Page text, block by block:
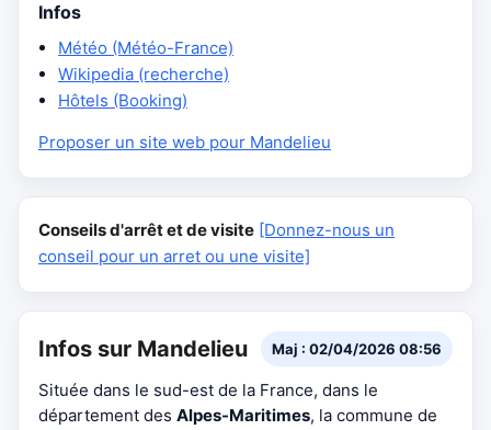
Infos
Météo (Météo-France)
Wikipedia (recherche)
Hôtels (Booking)
Proposer un site web pour Mandelieu
Conseils d'arrêt et de visite [Donnez-nous un
conseil pour un arret ou une visite]
Infos sur Mandelieu Maj : 02/04/2026 08:56
Située dans le sud-est de la France, dans le
département des Alpes-Maritimes, la commune de